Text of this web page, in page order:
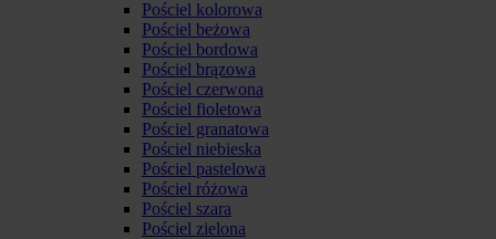
Pościel kolorowa
Pościel beżowa
Pościel bordowa
Pościel brązowa
Pościel czerwona
Pościel fioletowa
Pościel granatowa
Pościel niebieska
Pościel pastelowa
Pościel różowa
Pościel szara
Pościel zielona